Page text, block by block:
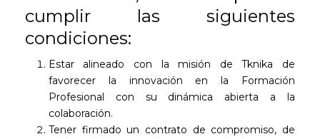
cumplir las siguientes
condiciones:
Estar alineado con la misión de Tknika de
favorecer la innovación en la Formación
Profesional con su dinámica abierta a la
colaboración.
Tener firmado un contrato de compromiso, de